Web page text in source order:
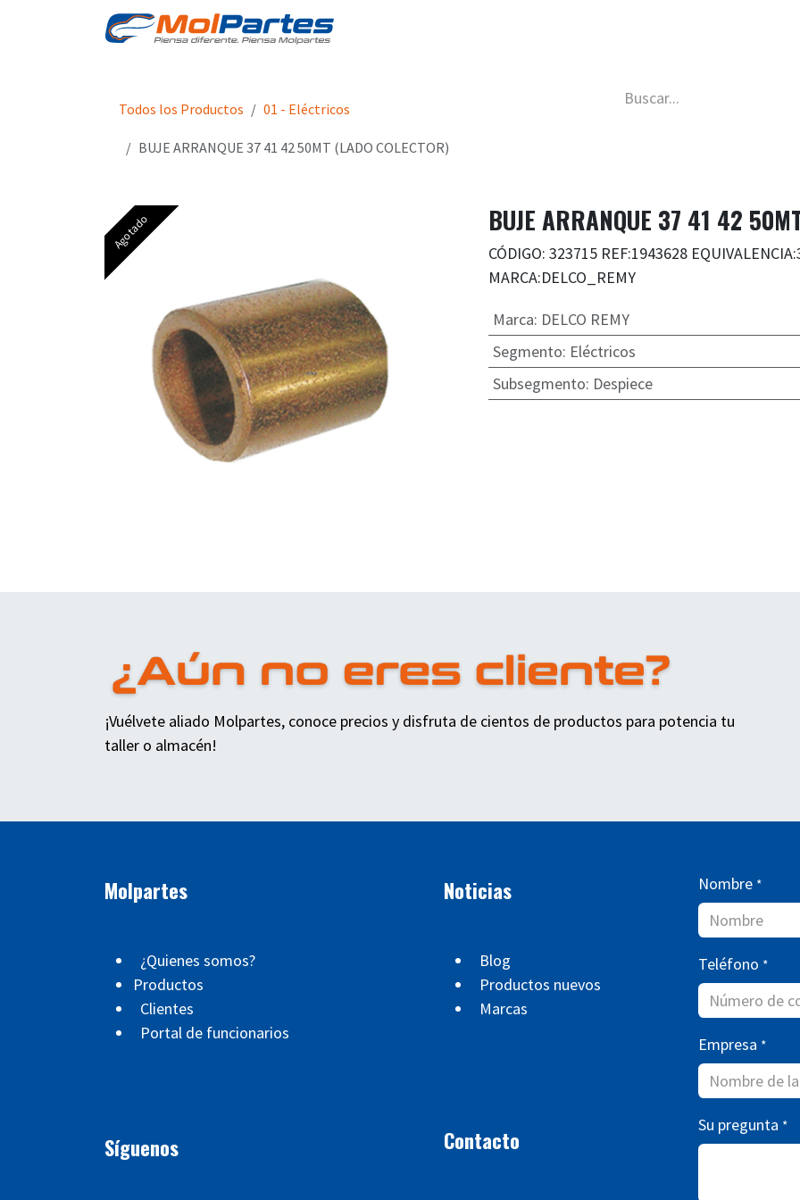
Todos los Productos 01 - Eléctricos
BUJE ARRANQUE 37 41 42 50MT (LADO COLECTOR)
Agotado BUJE ARRANQUE 37 41 42
CÓDIGO: 323715 REF:1943628
MARCA:DELCO_REMY
Marca: DELCO REMY
Segmento: Eléctricos
Subsegmento: Despiece
¡Vuélvete aliado Molpartes, conoce precios y disfruta de cientos de productos para potencia tu
taller o almacén!
Molpartes
¿Quienes somos?
Productos
Clientes
Portal de funcionarios
Síguenos
Noticias
Blog
Productos nuevos
Marcas
Contacto
Nombre *
Teléfono *
Empresa *
Su pregunta *